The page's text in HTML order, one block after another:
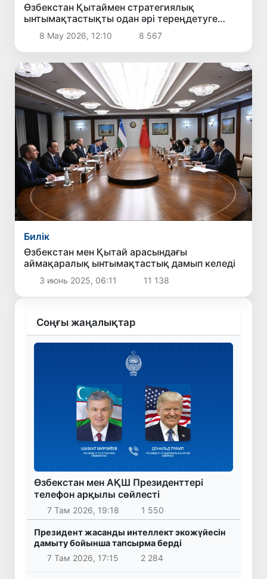
Өзбекстан Қытаймен стратегиялық
ынтымақтастықты одан әрі тереңдетуге
мүдделі екенін мәлімдеді
8 Мау 2026, 12:10 8 567
Билік
Өзбекстан мен Қытай арасындағы
аймақаралық ынтымақтастық дамып келеді
3 июнь 2025, 06:11 11 138
Соңғы жаңалықтар
Өзбекстан мен АҚШ Президенттері
телефон арқылы сөйлесті
7 Там 2026, 19:18 1 550
Президент жасанды интеллект экожүйесін
дамыту бойынша тапсырма берді
7 Там 2026, 17:15
2 284